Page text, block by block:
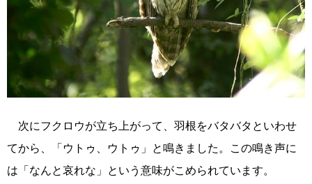
次にフクロウが立ち上がって、羽根をバタバタといわせ
てから、「ウトゥ、ウトゥ」と鳴きました。この鳴き声に
は「なんと哀れな」という意味がこめられています。